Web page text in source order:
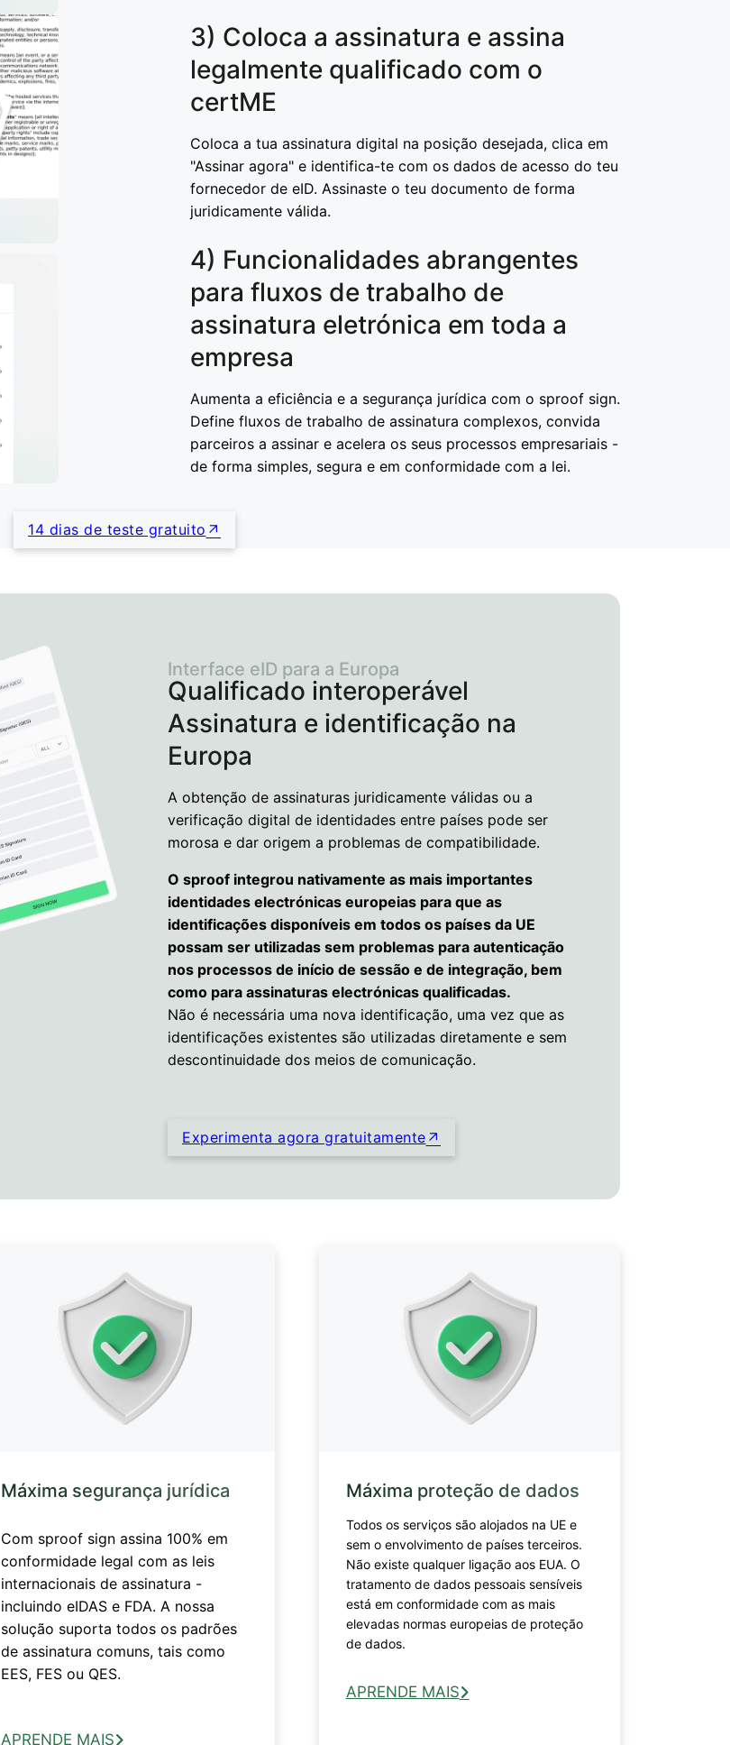
3) Coloca a assinatura e assina
legalmente qualificado com o
certME
Coloca a tua assinatura digital na posição desejada, clica em
"Assinar agora" e identifica-te com os dados de acesso do teu
fornecedor de eID. Assinaste o teu documento de forma
juridicamente válida.
4) Funcionalidades abrangentes
para fluxos de trabalho de
assinatura eletrónica em toda a
empresa
Aumenta a eficiência e a segurança jurídica com o sproof sign.
Define fluxos de trabalho de assinatura complexos, convida
parceiros a assinar e acelera os seus processos empresariais -
de forma simples, segura e em conformidade com a lei.
14 dias de teste gratuito
Qualificado interoperável
Assinatura e identificação na
Europa
Interface eID para a Europa
A obtenção de assinaturas juridicamente válidas ou a
verificação digital de identidades entre países pode ser
morosa e dar origem a problemas de compatibilidade.
O sproof integrou nativamente as mais importantes
identidades electrónicas europeias para que as
identificações disponíveis em todos os países da UE
possam ser utilizadas sem problemas para autenticação
nos processos de início de sessão e de integração, bem
como para assinaturas electrónicas qualificadas.
Não é necessária uma nova identificação, uma vez que as
identificações existentes são utilizadas diretamente e sem
descontinuidade dos meios de comunicação.
Experimenta agora gratuitamente
Máxima segurança jurídica
Com sproof sign assina 100% em
conformidade legal com as leis
internacionais de assinatura -
incluindo eIDAS e FDA. A nossa
solução suporta todos os padrões
de assinatura comuns, tais como
EES, FES ou QES.
APRENDE MAIS
Máxima proteção de dados
Todos os serviços são alojados na UE e
sem o envolvimento de países terceiros.
Não existe qualquer ligação aos EUA. O
tratamento de dados pessoais sensíveis
está em conformidade com as mais
elevadas normas europeias de proteção
de dados.
APRENDE MAIS